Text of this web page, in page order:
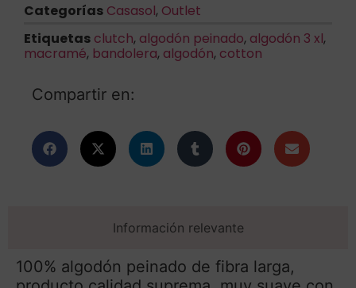
Categorías Casasol, Outlet
Etiquetas clutch, algodón peinado, algodón 3 xl,
macramé, bandolera, algodón, cotton
Compartir en:
Información relevante
100% algodón peinado de fibra larga,